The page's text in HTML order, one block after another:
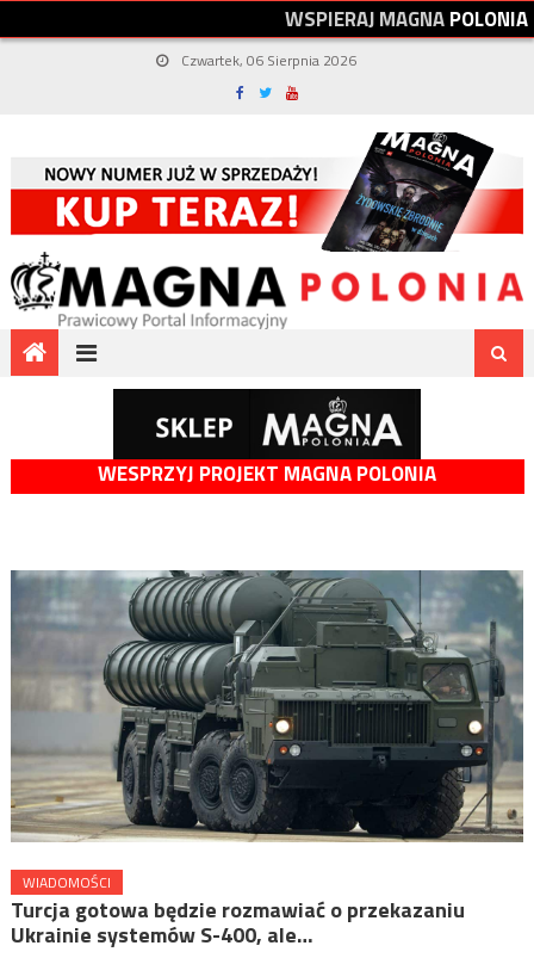
WSPIERAJMAGNAPOLONIA
Czwartek, 06 Sierpnia 2026
WESPRZYJ PROJEKT MAGNA POLONIA
WIADOMOŚCI
Turcja gotowa będzie rozmawiać o przekazaniu
Ukrainie systemów S-400, ale…